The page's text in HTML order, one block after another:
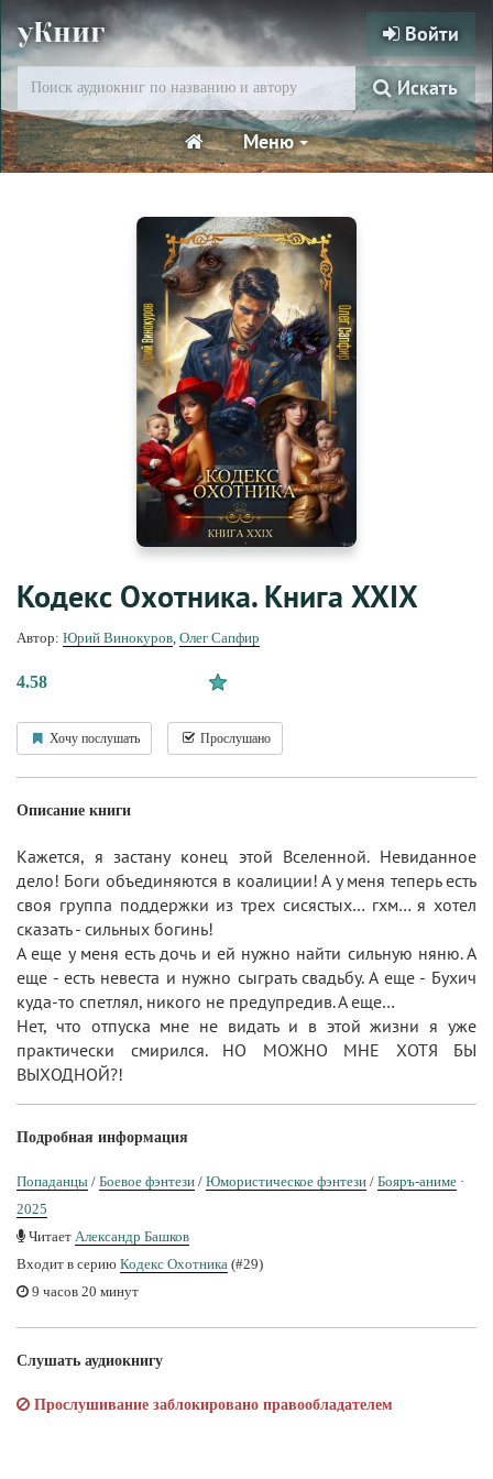
уКниг Войти
Искать
Меню
Кодекс Охотника. Книга XXIX
Автор: Юрий Винокуров Олег Сапфир
4.58
Хочу послушать Прослушано
Описание книги
Кажется, я застану конец этой Вселенной. Невиданное
дело! Боги объединяются в коалиции! А у меня теперь есть
своя группа поддержки из трех сисястых… гхм… я хотел
сказать - сильных богинь!
А еще у меня есть дочь и ей нужно найти сильную няню. А
еще - есть невеста и нужно сыграть свадьбу. А еще - Бухич
куда-то спетлял, никого не предупредив. А еще…
Нет, что отпуска мне не видать и в этой жизни я уже
практически смирился. НО МОЖНО МНЕ ХОТЯ БЫ
ВЫХОДНОЙ?!
Подробная информация
Попаданцы / Боевое фэнтези / Юмористическое фэнтези / Бояръ-аниме ·
2025
Читает Александр Башков
Входит в серию Кодекс Охотника (#29)
9 часов 20 минут
Слушать аудиокнигу
Прослушивание заблокировано правообладателем